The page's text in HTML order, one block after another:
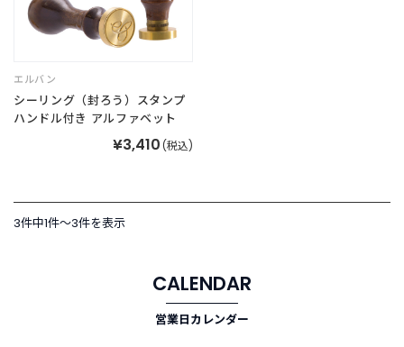
A
N
D
ブ
か
ら
エルバン
シーリング（封ろう）スタンプ
ハンドル付き アルファベット
¥3,410 (税込)
3件中1件〜3件を表示
CALENDAR
営業日カレンダー